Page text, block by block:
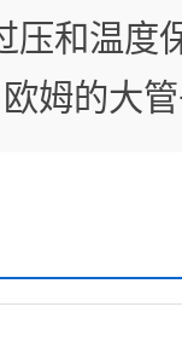
压和温度
姆的大